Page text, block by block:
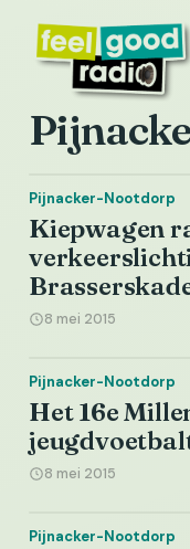
inhoud
Pijnacker-Nootdorp
Kiepwagen
8 mei 2015
Pijnacker-Nootdorp
Het 16e
8 mei 2015
Pijnacker-Nootdorp